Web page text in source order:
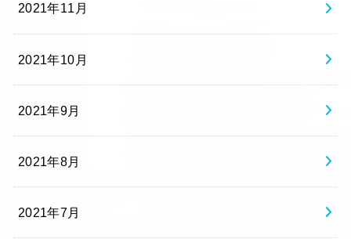
2021年11月
2021年10月
2021年9月
2021年8月
2021年7月